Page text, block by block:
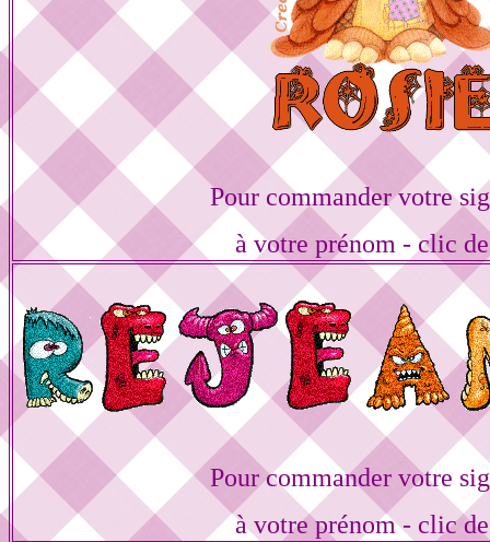
Pour commander votre
à votre prénom - clic
Pour commander votre
à votre prénom - clic